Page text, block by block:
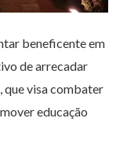
beneficente em
de arrecadar
que visa combater
educação